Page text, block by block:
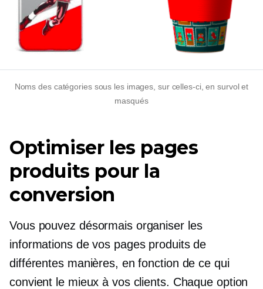
Noms des catégories sous les images, sur celles-ci, en survol et
masqués
Optimiser les pages
produits pour la
conversion
Vous pouvez désormais organiser les
informations de vos pages produits de
différentes manières, en fonction de ce qui
convient le mieux à vos clients. Chaque option